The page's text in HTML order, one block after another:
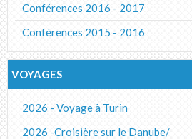
Conférences 2016 - 2017
Conférences 2015 - 2016
VOYAGES
2026 - Voyage à Turin
2026 -Croisière sur le Danube/